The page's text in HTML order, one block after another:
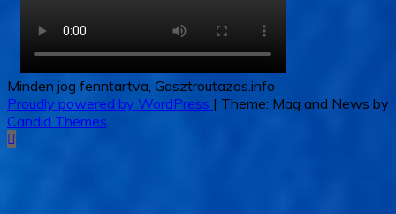
Minden jog fenntartva, Gasztroutazas.info
Proudly powered by WordPress | Theme: Mag and News by
Candid Themes.